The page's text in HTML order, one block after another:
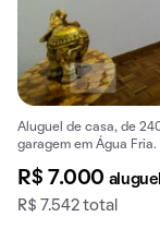
Aluguel de casa, de
garagem em Água Fria.
R$ 7.000 aluguel
R$ 7.542 total